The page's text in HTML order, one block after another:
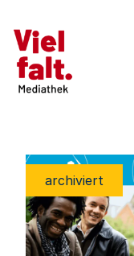
archiviert